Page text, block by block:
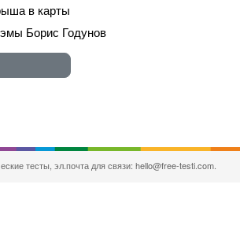
в карты
Борис Годунов
тесты, эл.почта для связи: hello@free-testi.com.